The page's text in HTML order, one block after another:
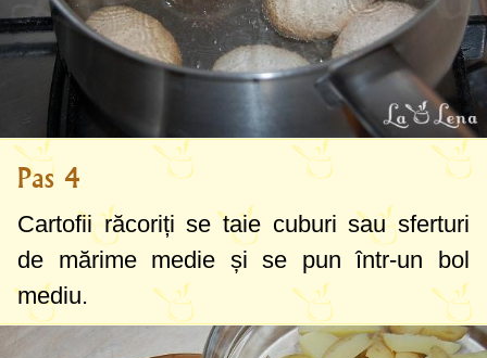
Pas 4
Cartofii răcoriți se taie cuburi sau sferturi
de mărime medie și se pun într-un bol
mediu.